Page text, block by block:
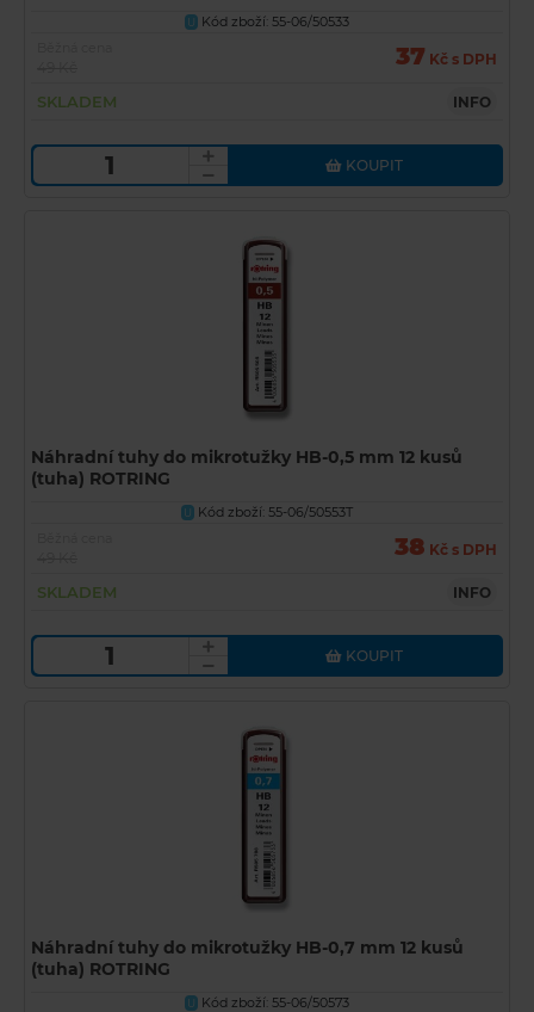
U
Kód zboží: 55-06/50533
37 Kč s DPH
SKLADEM INFO
KOUPIT
Náhradní tuhy do mikrotužky HB-0,5 mm 12 kusů
(tuha) ROTRING
U
Kód zboží: 55-06/50553T
38 Kč s DPH
SKLADEM INFO
KOUPIT
Náhradní tuhy do mikrotužky HB-0,7 mm 12 kusů
(tuha) ROTRING
U
Kód zboží: 55-06/50573